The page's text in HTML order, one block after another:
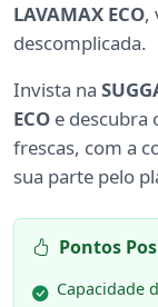
LAVAMAX ECO,
descomplicada.
Invista na
ECO e descubra
frescas, com a
sua parte pelo
Pontos
Capacidade